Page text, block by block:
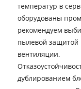
температур в
оборудованы
рекомендуем
пылевой защитой
вентиляции.
дублированием